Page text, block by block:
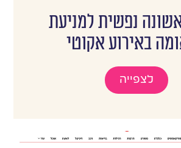
נפשית למניעת
באירוע אקוטי
לצפייה